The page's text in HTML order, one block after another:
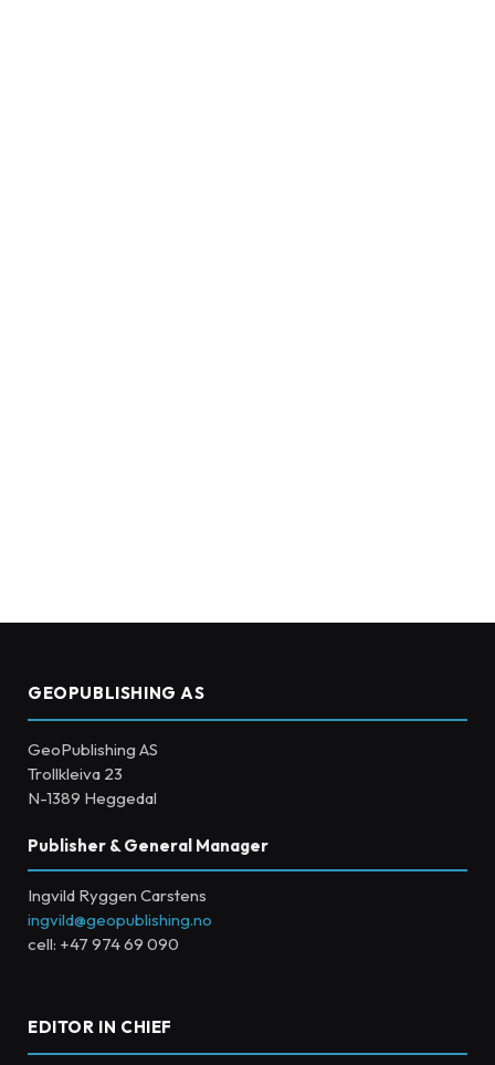
GEOPUBLISHING AS
GeoPublishing AS
Trollkleiva 23
N-1389 Heggedal
Publisher & General Manager
Ingvild Ryggen Carstens
ingvild@geopublishing.no
cell: +47 974 69 090
EDITOR IN CHIEF